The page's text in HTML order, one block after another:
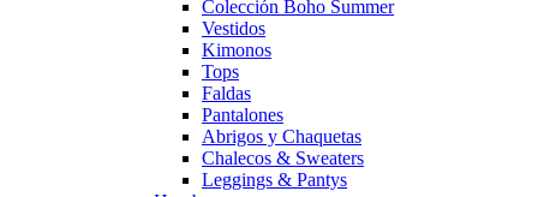
Colección Boho Summer
Vestidos
Kimonos
Tops
Faldas
Pantalones
Abrigos y Chaquetas
Chalecos & Sweaters
Leggings & Pantys